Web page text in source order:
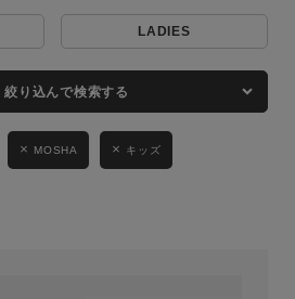
LADIES
LADIES
絞り込んで検索する
MOSHA キッズ